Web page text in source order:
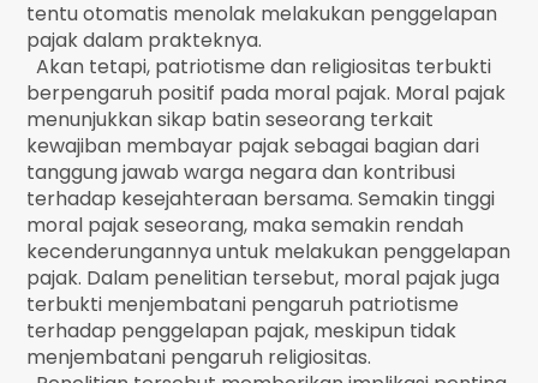
tentu otomatis menolak melakukan penggelapan
pajak dalam prakteknya.
Akan tetapi, patriotisme dan religiositas terbukti
berpengaruh positif pada moral pajak. Moral pajak
menunjukkan sikap batin seseorang terkait
kewajiban membayar pajak sebagai bagian dari
tanggung jawab warga negara dan kontribusi
terhadap kesejahteraan bersama. Semakin tinggi
moral pajak seseorang, maka semakin rendah
kecenderungannya untuk melakukan penggelapan
pajak. Dalam penelitian tersebut, moral pajak juga
terbukti menjembatani pengaruh patriotisme
terhadap penggelapan pajak, meskipun tidak
menjembatani pengaruh religiositas.